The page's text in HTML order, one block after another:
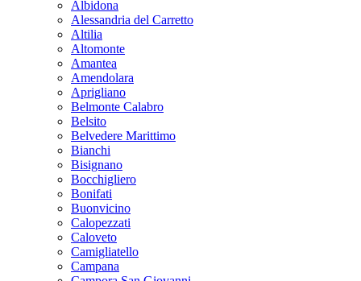
Albidona
Alessandria del Carretto
Altilia
Altomonte
Amantea
Amendolara
Aprigliano
Belmonte Calabro
Belsito
Belvedere Marittimo
Bianchi
Bisignano
Bocchigliero
Bonifati
Buonvicino
Calopezzati
Caloveto
Camigliatello
Campana